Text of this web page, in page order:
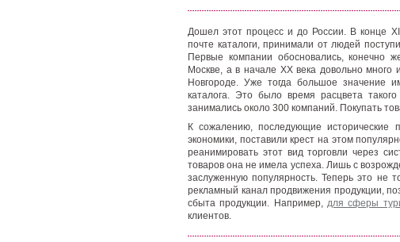
Дошел этот процесс и до России. В конце
почте каталоги, принимали от людей
Первые компании обосновались, конечно
Москве, а в начале XX века довольно
Новгороде. Уже тогда большое значение
каталога. Это было время расцвета
занимались около 300 компаний. Покупать
К сожалению, последующие исторические
экономики, поставили крест на этом
реанимировать этот вид торговли через
товаров она не имела успеха. Лишь с
заслуженную популярность. Теперь это не
рекламный канал продвижения продукции,
сбыта продукции. Например,для сферы
клиентов.